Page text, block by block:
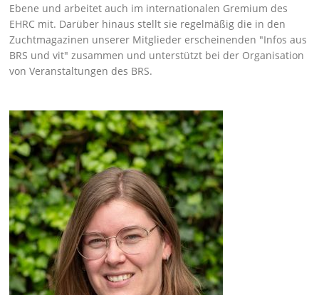
Ebene und arbeitet auch im internationalen Gremium des
EHRC mit. Darüber hinaus stellt sie regelmäßig die in den
Zuchtmagazinen unserer Mitglieder erscheinenden
Infos aus
BRS und vit zusammen und unterstützt bei der Organisation
von Veranstaltungen des BRS.